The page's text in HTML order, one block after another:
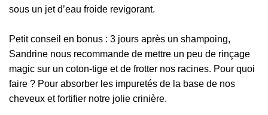
sous un jet d’eau froide revigorant.
Petit conseil en bonus : 3 jours après un shampoing,
Sandrine nous recommande de mettre un peu de rinçage
magic sur un coton-tige et de frotter nos racines. Pour quoi
faire ? Pour absorber les impuretés de la base de nos
cheveux et fortifier notre jolie crinière.